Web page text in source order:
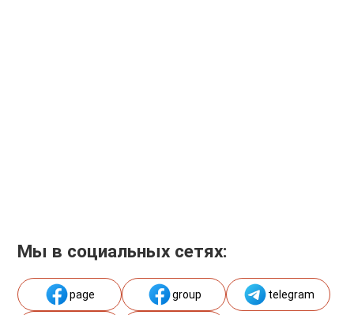
Мы в социальных сетях:
page group telegram